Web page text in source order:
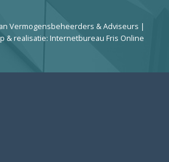
Vermogensbeheerders & Adviseurs |
& realisatie: Internetbureau Fris Online